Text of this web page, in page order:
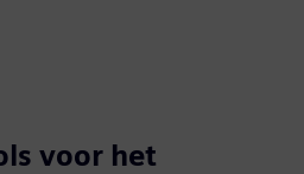
voor het